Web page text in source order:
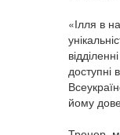
«Ілля в
доступні
йому